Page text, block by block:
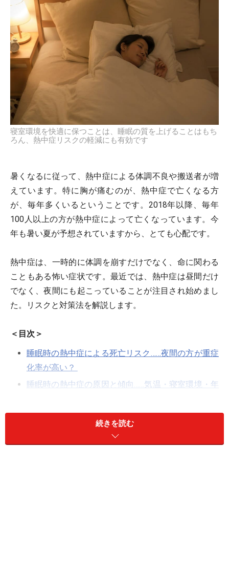
寝室環境を快適に保つことは、睡眠の質を上げることはもち
ろん、熱中症リスクの軽減にも有効です
暑くなるに従って、熱中症による体調不良や搬送者が増
えています。特に胸が痛むのが、熱中症で亡くなる方
が、毎年多くいるということです。2018年以降、毎年
100人以上の方が熱中症によって亡くなっています。今
年も暑い夏が予想されていますから、とても心配です。
熱中症は、一時的に体調を崩すだけでなく、命に関わる
こともある怖い症状です。最近では、熱中症は昼間だけ
でなく、夜間にも起こっていることが注目され始めまし
た。リスクと対策法を解説します。
＜目次＞
睡眠時の熱中症による死亡リスク……夜間の方が重症
化率が高い？
睡眠時の熱中症の原因と傾向……気温・寝室環境・年
夜間の熱中症の前兆・傾向……めまい・立ちくらみ・
睡眠時の熱中症予防法……「水分補給」「涼しさを保
続きを読む